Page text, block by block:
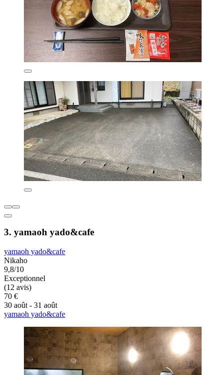
3. yamaoh yado&cafe
yamaoh yado&cafe
Nikaho
9,8/10
Exceptionnel
(12 avis)
70 €
30 août - 31 août
yamaoh yado&cafe